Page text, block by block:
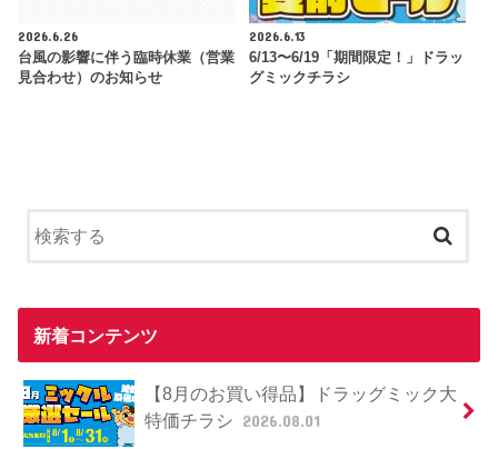
2026.6.26
台風の影響に伴う臨時休業（営業
見合わせ）のお知らせ
2026.6.13
6/13〜6/19「期間限定！」ドラッ
グミックチラシ
新着コンテンツ
【8月のお買い得品】ドラッグミック大
特価チラシ 2026.08.01